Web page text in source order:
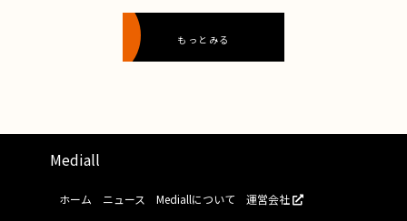
もっとみる
Mediall
ホーム ニュース Mediallについて
運営会社